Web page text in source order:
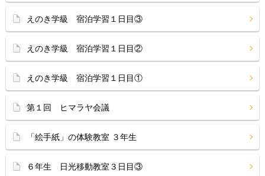
えのき学級 宿泊学習１日目③
えのき学級 宿泊学習１日目②
えのき学級 宿泊学習１日目①
第１回 ヒマラヤ会議
「絵手紙」の体験教室 ３年生
６年生 日光移動教室３日目③